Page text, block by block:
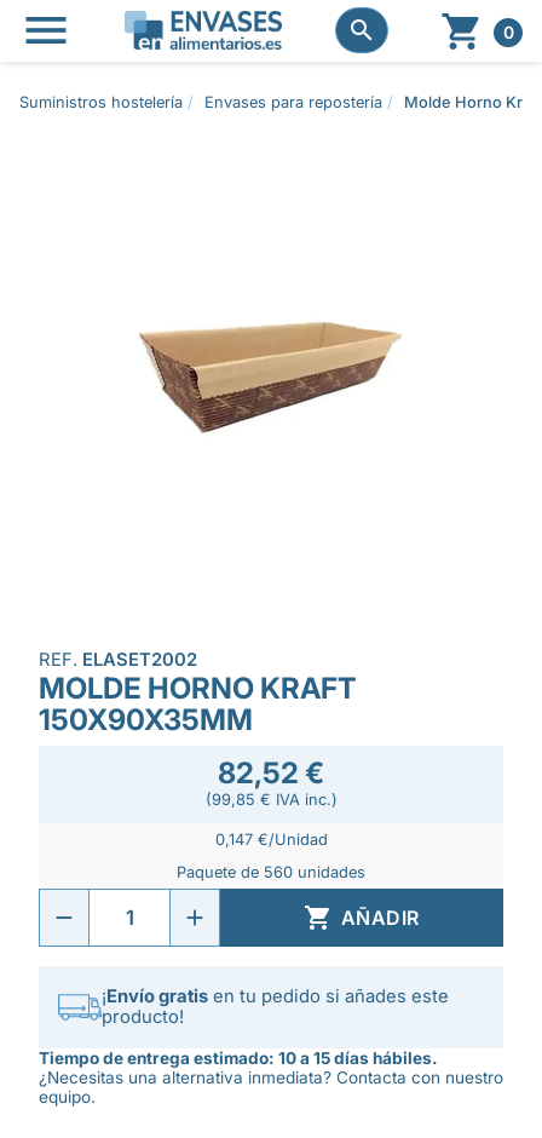
 
  0
Suministros hostelería Envases para repostería Molde Horno
REF. ELASET2002
MOLDE HORNO KRAFT
150X90X35MM
82,52 €
(99,85 € IVA inc.)
0,147 €/Unidad
Paquete de 560 unidades
 AÑADIR
¡Envío gratis en tu pedido si añades este
producto!
Tiempo de entrega estimado: 10 a 15 días hábiles.
¿Necesitas una alternativa inmediata? Contacta con nuestro
equipo.